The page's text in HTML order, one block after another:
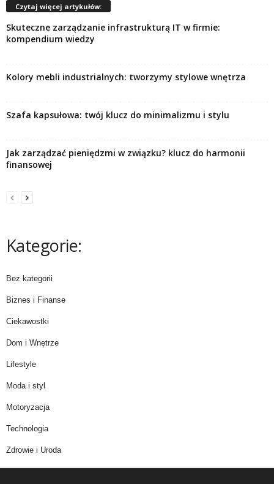
Czytaj więcej artykułów:
Skuteczne zarządzanie infrastrukturą IT w firmie:
kompendium wiedzy
Kolory mebli industrialnych: tworzymy stylowe wnętrza
Szafa kapsułowa: twój klucz do minimalizmu i stylu
Jak zarządzać pieniędzmi w związku? klucz do harmonii
finansowej
Kategorie:
Bez kategorii
Biznes i Finanse
Ciekawostki
Dom i Wnętrze
Lifestyle
Moda i styl
Motoryzacja
Technologia
Zdrowie i Uroda